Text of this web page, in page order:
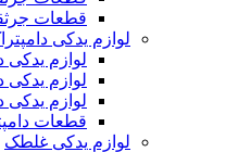
قطعات
لوازم یدکی
لوازم یدکی
لوازم یدکی
لوازم یدکی
قطعات
لوازم یدکی غلطک